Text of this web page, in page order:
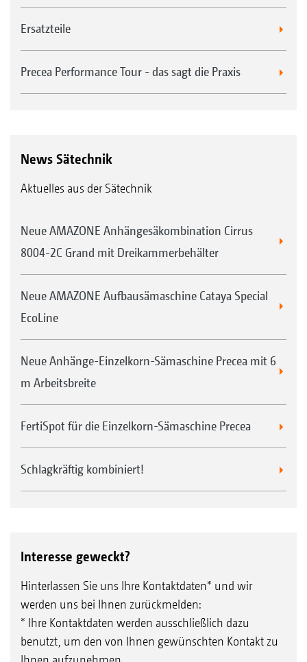
Ersatzteile
Precea Performance Tour - das sagt die Praxis
News Sätechnik
Aktuelles aus der Sätechnik
Neue AMAZONE Anhängesäkombination Cirrus
8004-2C Grand mit Dreikammerbehälter
Neue AMAZONE Aufbausämaschine Cataya Special
EcoLine
Neue Anhänge-Einzelkorn-Sämaschine Precea mit 6
m Arbeitsbreite
FertiSpot für die Einzelkorn-Sämaschine Precea
Schlagkräftig kombiniert!
Interesse geweckt?
Hinterlassen Sie uns Ihre Kontaktdaten* und wir
werden uns bei Ihnen zurückmelden:
* Ihre Kontaktdaten werden ausschließlich dazu
benutzt, um den von Ihnen gewünschten Kontakt zu